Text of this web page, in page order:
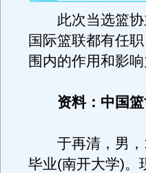
此次当选篮协
国际篮联都有任
围内的作用和影响
资料：中国
于再清，男，
毕业(南开大学)。